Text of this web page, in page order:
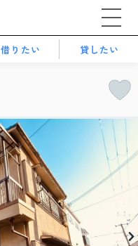
借りたい 貸したい